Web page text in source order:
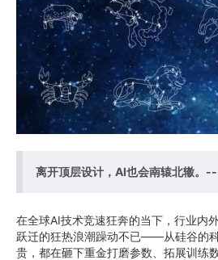
离开顶层设计，AI也会南辕北辙。
在全球AI技术竞速狂奔的当下，行业内
跃迁的狂热浪潮躁动不已——从硅谷的
贵，都在砸下重金打磨参数、拓展训练